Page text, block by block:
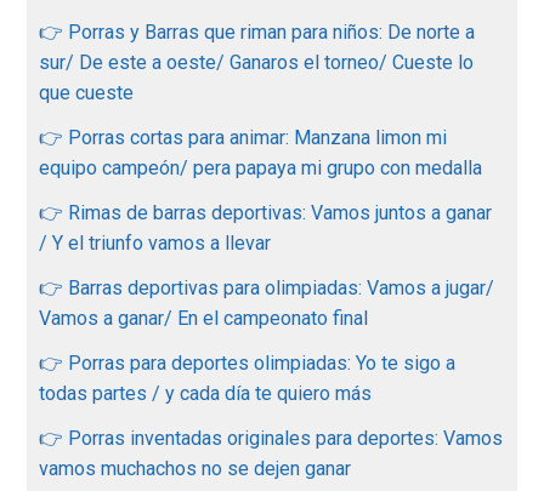
👉 Porras y Barras que riman para niños: De norte a
sur/ De este a oeste/ Ganaros el torneo/ Cueste lo
que cueste
👉 Porras cortas para animar: Manzana limon mi
equipo campeón/ pera papaya mi grupo con medalla
👉 Rimas de barras deportivas: Vamos juntos a ganar
/ Y el triunfo vamos a llevar
👉 Barras deportivas para olimpiadas: Vamos a jugar/
Vamos a ganar/ En el campeonato final
👉 Porras para deportes olimpiadas: Yo te sigo a
todas partes / y cada día te quiero más
👉 Porras inventadas originales para deportes: Vamos
vamos muchachos no se dejen ganar